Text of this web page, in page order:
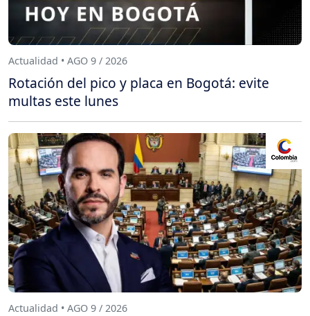
Actualidad • AGO 9 / 2026
Rotación del pico y placa en Bogotá: evite
multas este lunes
Actualidad • AGO 9 / 2026